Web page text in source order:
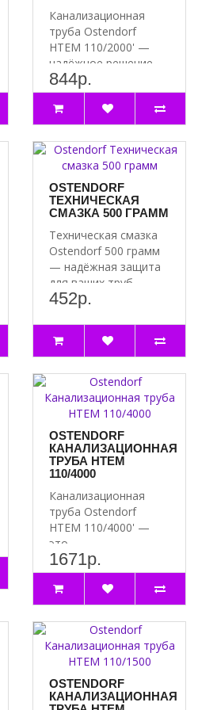
Канализационная
труба Ostendorf
HTEM 110/2000' —
надёжное решение
для вашей
канализации ..
844р.
OSTENDORF
ТЕХНИЧЕСКАЯ
СМАЗКА 500 ГРАММ
Техническая смазка
Ostendorf 500 грамм
— надёжная защита
для ваших труб
Почему стоит
452р.
OSTENDORF
КАНАЛИЗАЦИОННАЯ
ТРУБА HTEM
110/4000
Канализационная
труба Ostendorf
HTEM 110/4000' —
это
высококачественный
и надёжный продукт..
1671р.
OSTENDORF
КАНАЛИЗАЦИОННАЯ